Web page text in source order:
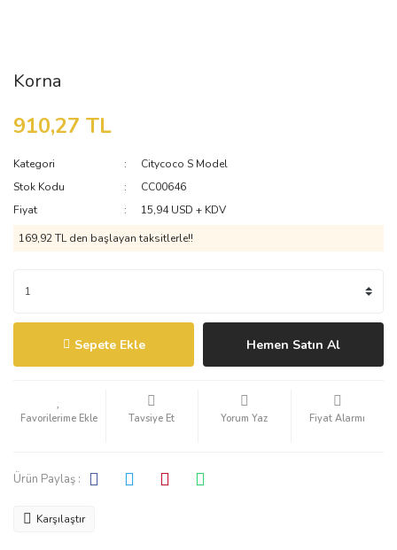
Korna
910,27 TL
Kategori
Citycoco S Model
Stok Kodu
CC00646
Fiyat
15,94 USD + KDV
169,92 TL den başlayan taksitlerle!!
Sepete Ekle Hemen Satın Al
Tavsiye Et Yorum Yaz Fiyat Alarmı
Ürün Paylaş :
Karşılaştır